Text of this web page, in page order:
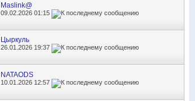
Maslink@
09.02.202601:15
Цыркуль
26.01.202619:37
NATAODS
10.01.2026 12:57